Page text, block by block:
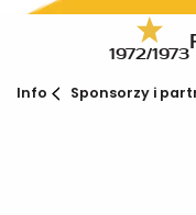
1972/1973
Info Sponsorzy i